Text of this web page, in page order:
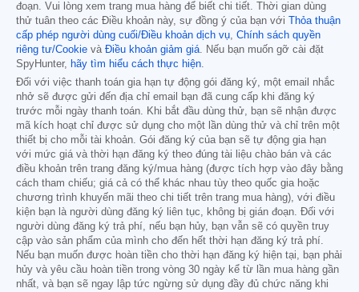
đoạn. Vui lòng xem trang mua hàng để biết chi tiết. Thời gian dùng
thử tuân theo các Điều khoản này, sự đồng ý của bạn với
Thỏa thuận
cấp phép người dùng cuối/Điều khoản dịch vụ, Chính sách quyền
riêng tư/Cookie và Điều khoản giảm giá. Nếu bạn muốn gỡ cài đặt
SpyHunter, hãy tìm hiểu cách thực hiện.
Đối với việc thanh toán gia hạn tự động gói đăng ký, một email nhắc
nhở sẽ được gửi đến địa chỉ email bạn đã cung cấp khi đăng ký
trước mỗi ngày thanh toán. Khi bắt đầu dùng thử, bạn sẽ nhận được
mã kích hoạt chỉ được sử dụng cho một lần dùng thử và chỉ trên một
thiết bị cho mỗi tài khoản. Gói đăng ký của bạn sẽ tự động gia hạn
với mức giá và thời hạn đăng ký theo đúng tài liệu chào bán và các
điều khoản trên trang đăng ký/mua hàng (được tích hợp vào đây bằng
cách tham chiếu; giá cả có thể khác nhau tùy theo quốc gia hoặc
chương trình khuyến mãi theo chi tiết trên trang mua hàng), với điều
kiện bạn là người dùng đăng ký liên tục, không bị gián đoạn. Đối với
người dùng đăng ký trả phí, nếu bạn hủy, bạn vẫn sẽ có quyền truy
cập vào sản phẩm của mình cho đến hết thời hạn đăng ký trả phí.
Nếu bạn muốn được hoàn tiền cho thời hạn đăng ký hiện tại, bạn phải
hủy và yêu cầu hoàn tiền trong vòng 30 ngày kể từ lần mua hàng gần
nhất, và bạn sẽ ngay lập tức ngừng sử dụng đầy đủ chức năng khi